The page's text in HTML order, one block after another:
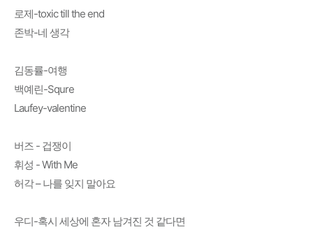
로제-toxic till the end
존박-네 생각
김동률-여행
백예린-Squre
Laufey-valentine
버즈 - 겁쟁이
휘성 - With Me
허각 – 나를 잊지 말아요
우디-혹시 세상에 혼자 남겨진 것 같다면